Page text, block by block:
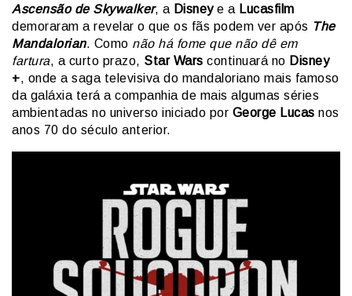
Ascensão de Skywalker, a Disneye a Lucasfilm
demoraram a revelar o que os fãs podem ver após The
Mandalorian. Como não há fome que não dê em
fartura, a curto prazo, Star Wars continuará no Disney
+, onde a saga televisiva do mandaloriano mais famoso
da galáxia terá a companhia de mais algumas séries
ambientadas no universo iniciado por George Lucas nos
anos 70 do século anterior.